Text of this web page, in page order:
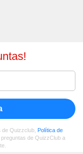
de Quizzclub, Política de
de QuizzClub a